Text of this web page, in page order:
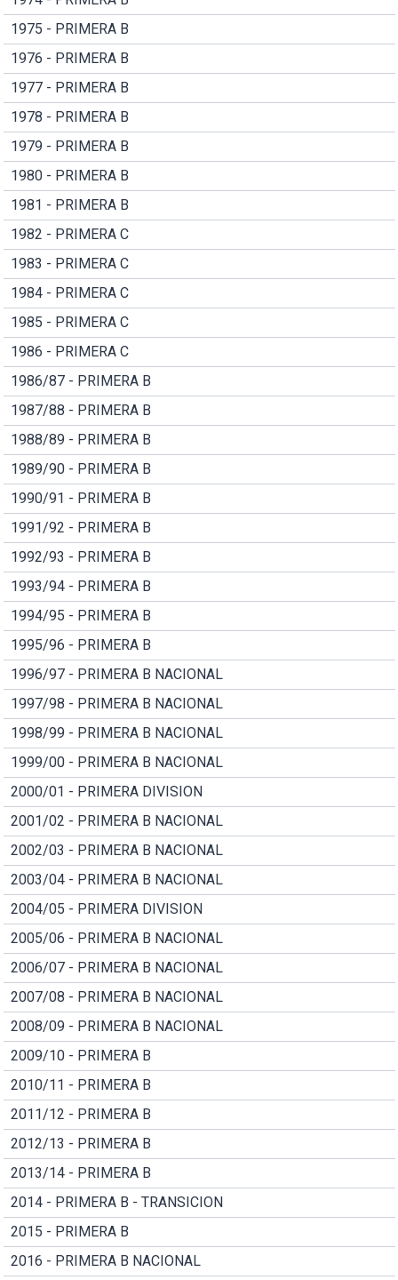
1975 - PRIMERA B
1976 - PRIMERA B
1977 - PRIMERA B
1978 - PRIMERA B
1979 - PRIMERA B
1980 - PRIMERA B
1981 - PRIMERA B
1982 - PRIMERA C
1983 - PRIMERA C
1984 - PRIMERA C
1985 - PRIMERA C
1986 - PRIMERA C
1986/87 - PRIMERA B
1987/88 - PRIMERA B
1988/89 - PRIMERA B
1989/90 - PRIMERA B
1990/91 - PRIMERA B
1991/92 - PRIMERA B
1992/93 - PRIMERA B
1993/94 - PRIMERA B
1994/95 - PRIMERA B
1995/96 - PRIMERA B
1996/97 - PRIMERA B NACIONAL
1997/98 - PRIMERA B NACIONAL
1998/99 - PRIMERA B NACIONAL
1999/00 - PRIMERA B NACIONAL
2000/01 - PRIMERA DIVISION
2001/02 - PRIMERA B NACIONAL
2002/03 - PRIMERA B NACIONAL
2003/04 - PRIMERA B NACIONAL
2004/05 - PRIMERA DIVISION
2005/06 - PRIMERA B NACIONAL
2006/07 - PRIMERA B NACIONAL
2007/08 - PRIMERA B NACIONAL
2008/09 - PRIMERA B NACIONAL
2009/10 - PRIMERA B
2010/11 - PRIMERA B
2011/12 - PRIMERA B
2012/13 - PRIMERA B
2013/14 - PRIMERA B
2014 - PRIMERA B - TRANSICION
2015 - PRIMERA B
2016 - PRIMERA B NACIONAL